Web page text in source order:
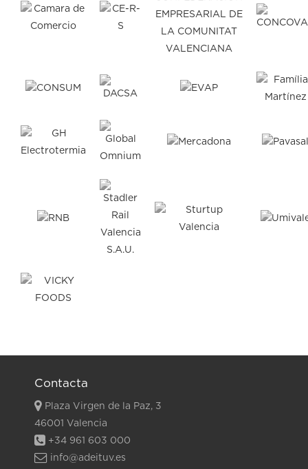
Contacta
Plaza Virgen de la Paz, 3
46001 Valencia
+34 961 603 000
info@adeituv.es